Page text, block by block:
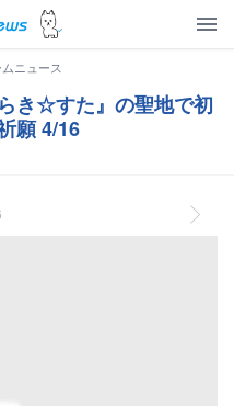
ニュース
き☆すた』の聖地で初
願 4/16